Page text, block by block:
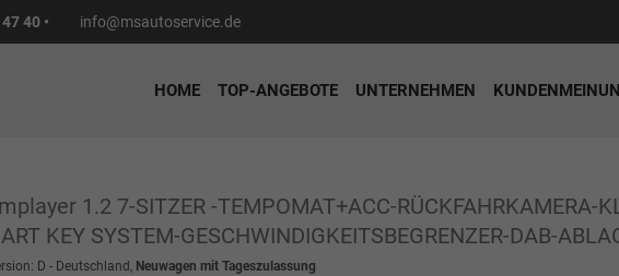
40 • info@msautoservice.de
HOME TOP-ANGEBOTE UNTERNEHMEN
1.2 7-SITZER -TEMPOMAT+ACC-RÜCKFAHRKAMERA-
KEY SYSTEM-GESCHWINDIGKEITSBEGRENZER-DAB-
D - Deutschland, Neuwagen mit Tageszulassung